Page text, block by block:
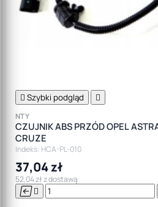
 Szybki podgląd 
NTY
CZUJNIK ABS PRZÓD OPEL
CRUZE
Indeks: HCA-PL-010
37,04 zł
52,04 zł z dostawą
 